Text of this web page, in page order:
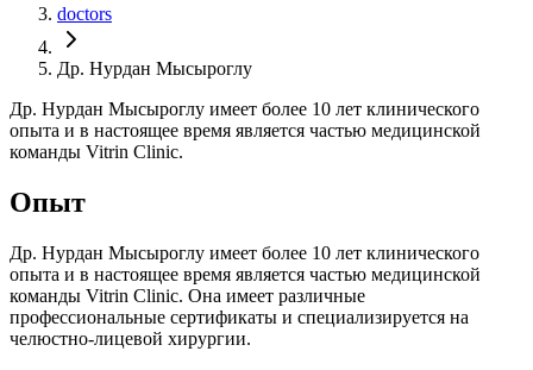
doctors
Др. Нурдан Мысыроглу
Др. Нурдан Мысыроглу имеет более 10 лет клинического
опыта и в настоящее время является частью медицинской
команды Vitrin Clinic.
Опыт
Др. Нурдан Мысыроглу имеет более 10 лет клинического
опыта и в настоящее время является частью медицинской
команды Vitrin Clinic. Она имеет различные
профессиональные сертификаты и специализируется на
челюстно-лицевой хирургии.